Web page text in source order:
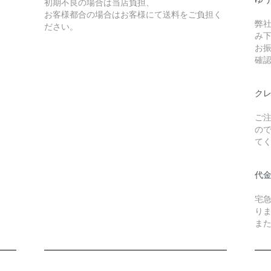
お客様都合の場合はお客様にて送料をご負担く
ださい。
弊
み
お
確
ク
ご
の
て
代
宅
り
ま